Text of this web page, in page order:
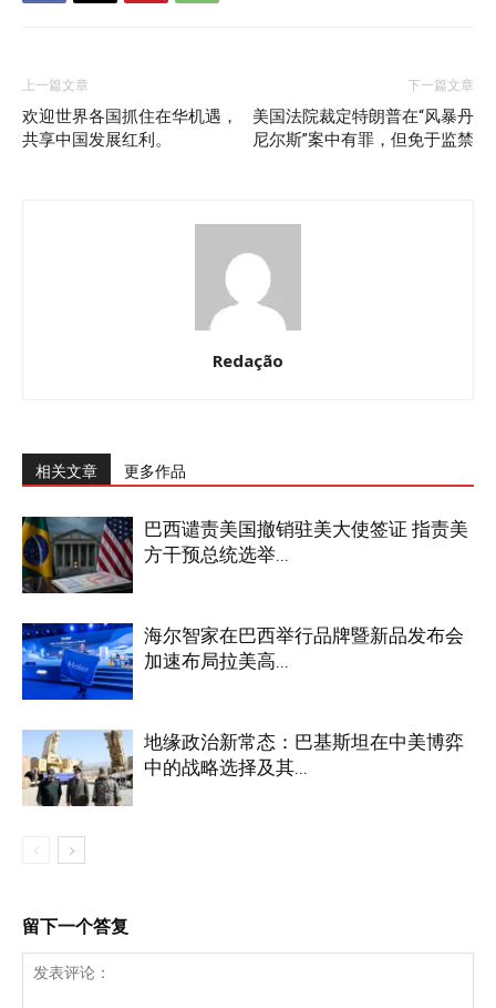
上一篇文章
欢迎世界各国抓住在华机遇，
共享中国发展红利。
下一篇文章
美国法院裁定特朗普在“风暴丹
尼尔斯”案中有罪，但免于监禁
Redação
相关文章 更多作品
巴西谴责美国撤销驻美大使签证 指责美
方干预总统选举...
海尔智家在巴西举行品牌暨新品发布会
加速布局拉美高...
地缘政治新常态：巴基斯坦在中美博弈
中的战略选择及其...
留下一个答复